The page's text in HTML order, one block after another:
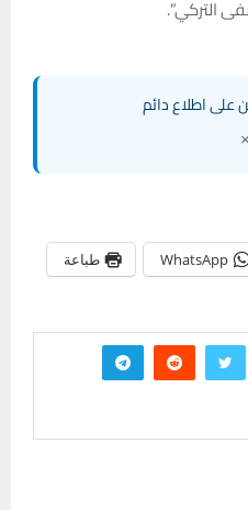
التركي”.
على اطلاع دائم
×
WhatsApp طباعة